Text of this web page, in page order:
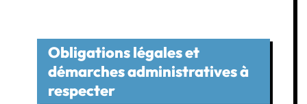
Obligations légales et
démarches administratives à
respecter